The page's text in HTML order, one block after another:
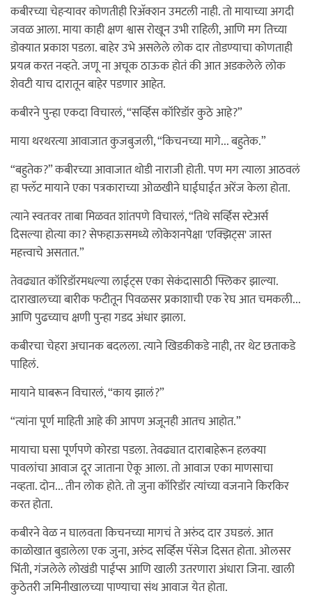
कबीरच्या चेहऱ्यावर कोणतीही रिअ‍ॅक्शन उमटली नाही. तो मायाच्या अगदी
जवळ आला. माया काही क्षण श्वास रोखून उभी राहिली, आणि मग तिच्या
डोक्यात प्रकाश पडला. बाहेर उभे असलेले लोक दार तोडण्याचा कोणताही
प्रयत्न करत नव्हते. जणू ना अचूक ठाऊक होतं की आत अडकलेले लोक
शेवटी याच दारातून बाहेर पडणार आहेत.
कबीरने पुन्हा एकदा विचारलं, “सर्व्हिस कॉरिडॉर कुठे आहे?”
माया थरथरत्या आवाजात कुजबुजली, “किचनच्या मागे... बहुतेक.”
“बहुतेक?” कबीरच्या आवाजात थोडी नाराजी होती. पण मग त्याला आठवलं
हा फ्लॅट मायाने एका पत्रकाराच्या ओळखीने घाईघाईत अरेंज केला होता.
त्याने स्वतःवर ताबा मिळवत शांतपणे विचारलं, “तिथे सर्व्हिस स्टेअर्स
दिसल्या होत्या का? सेफहाऊसमध्ये लोकेशनपेक्षा 'एक्झिट्स' जास्त
महत्त्वाचे असतात.”
तेवढ्यात कॉरिडॉरमधल्या लाईट्स एका सेकंदासाठी फ्लिकर झाल्या.
दाराखालच्या बारीक फटीतून पिवळसर प्रकाशाची एक रेघ आत चमकली...
आणि पुढच्याच क्षणी पुन्हा गडद अंधार झाला.
कबीरचा चेहरा अचानक बदलला. त्याने खिडकीकडे नाही, तर थेट छताकडे
पाहिलं.
मायाने घाबरून विचारलं, “काय झालं?”
“त्यांना पूर्ण माहिती आहे की आपण अजूनही आतच आहोत.”
मायाचा घसा पूर्णपणे कोरडा पडला. तेवढ्यात दाराबाहेरून हलक्या
पावलांचा आवाज दूर जाताना ऐकू आला. तो आवाज एका माणसाचा
नव्हता. दोन... तीन लोक होते. तो जुना कॉरिडॉर त्यांच्या वजनाने किरकिर
करत होता.
कबीरने वेळ न घालवता किचनच्या मागचं ते अरुंद दार उघडलं. आत
काळोखात बुडालेला एक जुना, अरुंद सर्व्हिस पॅसेज दिसत होता. ओलसर
भिंती, गंजलेले लोखंडी पाईप्स आणि खाली उतरणारा अंधारा जिना. खाली
कुठेतरी जमिनीखालच्या पाण्याचा संथ आवाज येत होता.